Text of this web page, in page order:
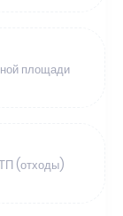
площади
(отходы)